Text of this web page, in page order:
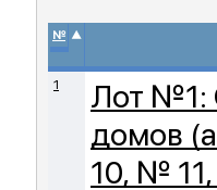
№ ▲
1
Лот №1:
домов
10, №